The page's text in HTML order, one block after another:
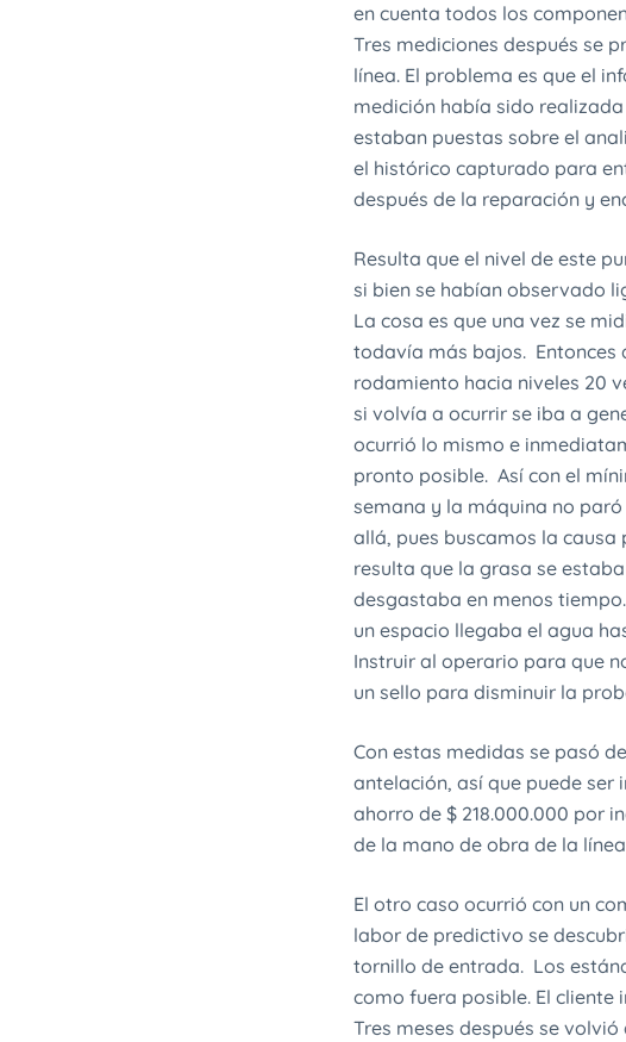
en cuenta todos los
Tres mediciones después se
línea. El problema es que el
medición había sido
estaban puestas sobre el
el histórico capturado para
después de la reparación y
Resulta que el nivel de este
si bien se habían observado
La cosa es que una vez se
todavía más bajos. Entonces
rodamiento hacia niveles 20
si volvía a ocurrir se iba a
ocurrió lo mismo e
pronto posible. Así con el
semana y la máquina no
allá, pues buscamos la
resulta que la grasa se
desgastaba en menos
un espacio llegaba el agua
Instruir al operario para que
un sello para disminuir la
Con estas medidas se pasó
antelación, así que puede ser
ahorro de $ 218.000.000 por
de la mano de obra de la
El otro caso ocurrió con un
labor de predictivo se
tornillo de entrada. Los
como fuera posible. El
Tres meses después se